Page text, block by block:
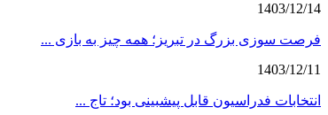
1403/12/14
فرصت سوزی بزرگ در تبریز؛ همه چیز به بازی ...
1403/12/11
انتخابات فدراسیون قابل پیشبینی بود؛ تاج ...